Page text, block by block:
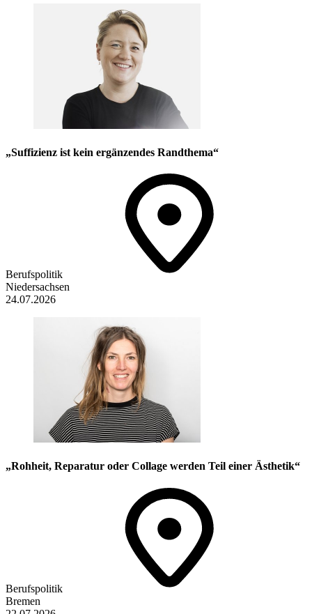
„Suffizienz ist kein ergänzendes Randthema“
Berufspolitik
Niedersachsen
24.07.2026
„Rohheit, Reparatur oder Collage werden Teil einer Ästhetik“
Berufspolitik
Bremen